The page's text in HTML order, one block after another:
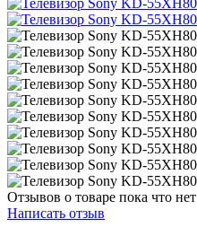
Отзывов о товаре пока что нет
Написать отзыв